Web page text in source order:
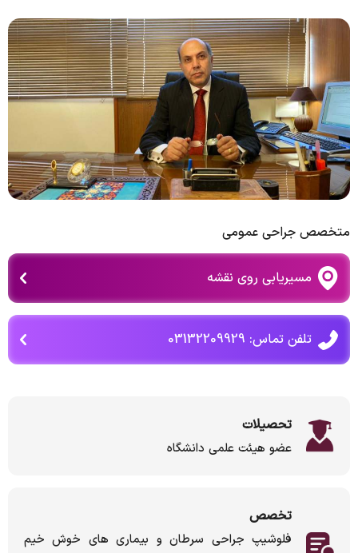
متخصص جراحی عمومی
مسیریابی روی نقشه
تلفن تماس: 03132209929
تحصیلات
عضو هیئت علمی دانشگاه
تخصص
فلوشیپ جراحی سرطان و بیماری های خوش خیم